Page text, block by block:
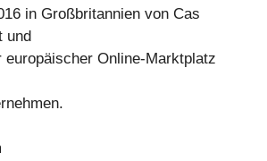
in Großbritannien von Cas
und
europäischer Online-Marktplatz